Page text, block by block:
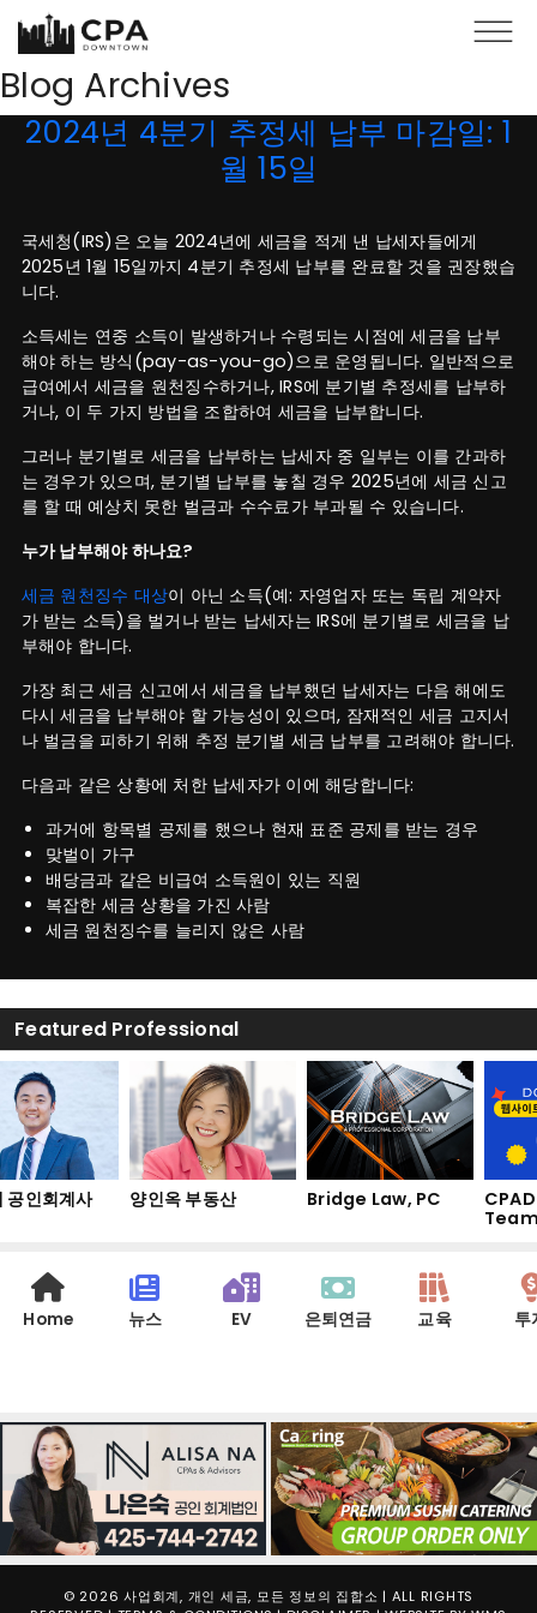
Skip to main content
Blog Archives
2024년 4분기 추정세 납부 마감일: 1
월 15일
국세청(IRS)은 오늘 2024년에 세금을 적게 낸 납세자들에게
2025년 1월 15일까지 4분기 추정세 납부를 완료할 것을 권장했습
니다.
소득세는 연중 소득이 발생하거나 수령되는 시점에 세금을 납부
해야 하는 방식(pay-as-you-go)으로 운영됩니다. 일반적으로
급여에서 세금을 원천징수하거나, IRS에 분기별 추정세를 납부하
거나, 이 두 가지 방법을 조합하여 세금을 납부합니다.
그러나 분기별로 세금을 납부하는 납세자 중 일부는 이를 간과하
는 경우가 있으며, 분기별 납부를 놓칠 경우 2025년에 세금 신고
를 할 때 예상치 못한 벌금과 수수료가 부과될 수 있습니다.
누가 납부해야 하나요?
세금 원천징수 대상이 아닌 소득(예: 자영업자 또는 독립 계약자
가 받는 소득)을 벌거나 받는 납세자는 IRS에 분기별로 세금을 납
부해야 합니다.
가장 최근 세금 신고에서 세금을 납부했던 납세자는 다음 해에도
다시 세금을 납부해야 할 가능성이 있으며, 잠재적인 세금 고지서
나 벌금을 피하기 위해 추정 분기별 세금 납부를 고려해야 합니다.
다음과 같은 상황에 처한 납세자가 이에 해당합니다:
과거에 항목별 공제를 했으나 현재 표준 공제를 받는 경우
맞벌이 가구
배당금과 같은 비급여 소득원이 있는 직원
복잡한 세금 상황을 가진 사람
세금 원천징수를 늘리지 않은 사람
Featured Professional
인회계사 양인옥 부동산 Bridge Law, PC
Team
Home 뉴스 EV 은퇴연금 교육 투
© 2026 사업회계, 개인 세금, 모든 정보의 집합소 | ALL RIGHTS